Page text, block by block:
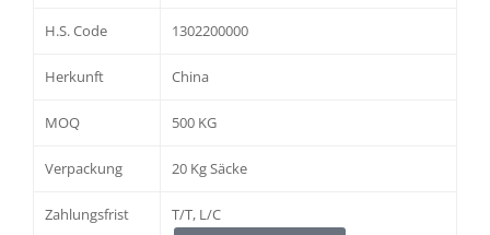
H.S. Code 1302200000
Herkunft China
MOQ 500 KG
Verpackung 20 Kg Säcke
Zahlungsfrist T/T, L/C